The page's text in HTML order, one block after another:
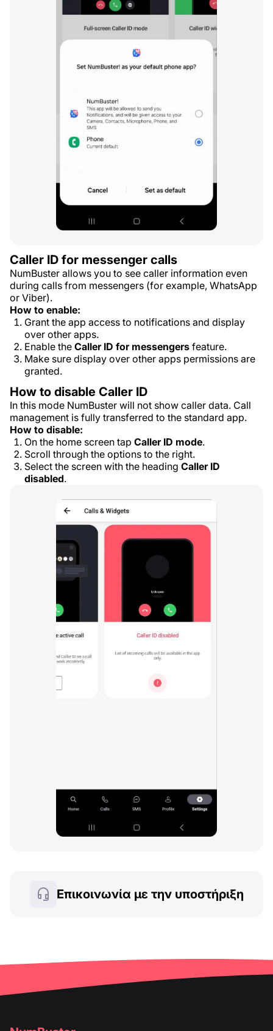
Caller ID for messenger calls
NumBuster allows you to see caller information even
during calls from messengers (for example, WhatsApp
or Viber).
How to enable:
Grant the app access to notifications and display
over other apps.
Enable the Caller ID for messengers feature.
Make sure display over other apps permissions are
granted.
How to disable Caller ID
In this mode NumBuster will not show caller data. Call
management is fully transferred to the standard app.
How to disable:
On the home screen tap Caller ID mode.
Scroll through the options to the right.
Select the screen with the heading Caller ID
disabled.
Επικοινωνία με την υποστήριξη